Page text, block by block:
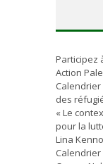
Participez
Action
Calendrier
des
« Le
pour la
Lina
Calendrier